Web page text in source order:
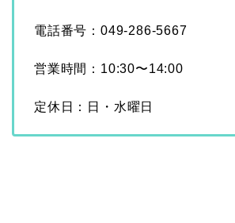
電話番号：049-286-5667
営業時間：10:30〜14:00
定休日：日・水曜日